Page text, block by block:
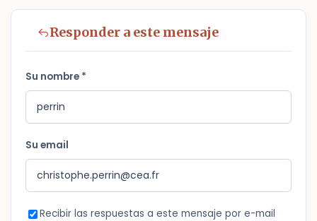
Responder a este mensaje
Su nombre *
Su email
Recibir las respuestas a este mensaje por e-mail